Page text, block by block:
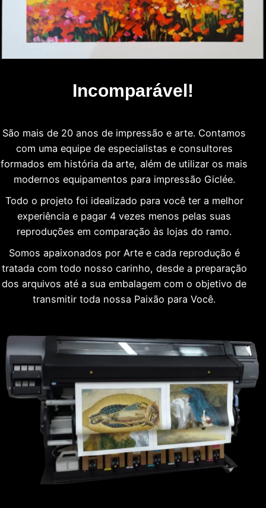
Incomparável!
São mais de 20 anos de impressão e arte. Contamos
com uma equipe de especialistas e consultores
formados em história da arte, além de utilizar os mais
modernos equipamentos para impressão Giclée.
Todo o projeto foi idealizado para você ter a melhor
experiência e pagar 4 vezes menos pelas suas
reproduções em comparação às lojas do ramo.
Somos apaixonados por Arte e cada reprodução é
tratada com todo nosso carinho, desde a preparação
dos arquivos até a sua embalagem com o objetivo de
transmitir toda nossa Paixão para Você.